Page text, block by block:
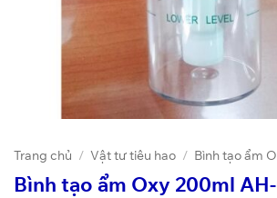
Trang chủ / Vật tư tiêu hao / Bình tạo ẩm
Bình tạo ẩm Oxy 200ml